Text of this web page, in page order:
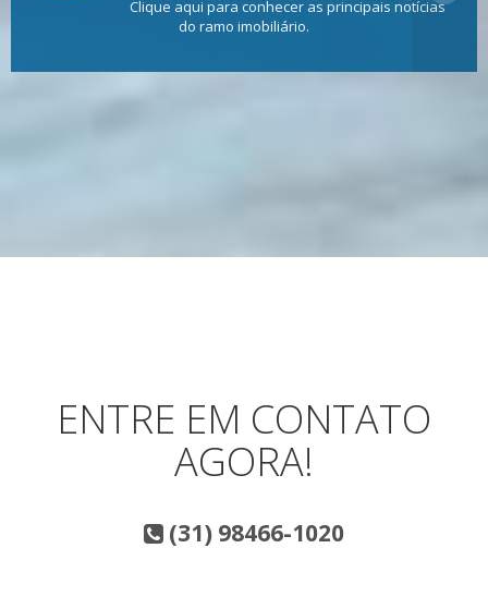
Clique aqui para conhecer as principais notícias
do ramo imobiliário.
ENTRE EM CONTATO
AGORA!
(31) 98466-1020